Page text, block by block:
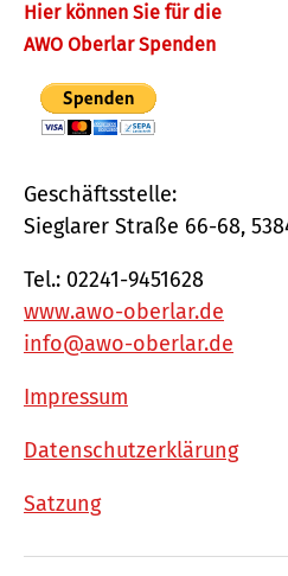
Hier können Sie für die
AWO Oberlar Spenden
Geschäftsstelle:
Sieglarer Straße 66-68,
Tel.: 02241-9451628
www.awo-oberlar.de
info@awo-oberlar.de
Impressum
Datenschutzerklärung
Satzung